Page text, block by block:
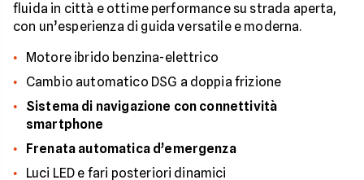
fluida in città e ottime performance su strada aperta,
con un’esperienza di guida versatile e moderna.
Motore ibrido benzina-elettrico
Cambio automatico DSG a doppia frizione
Sistema di navigazione con connettività
smartphone
Frenata automatica d’emergenza
Luci LED e fari posteriori dinamici